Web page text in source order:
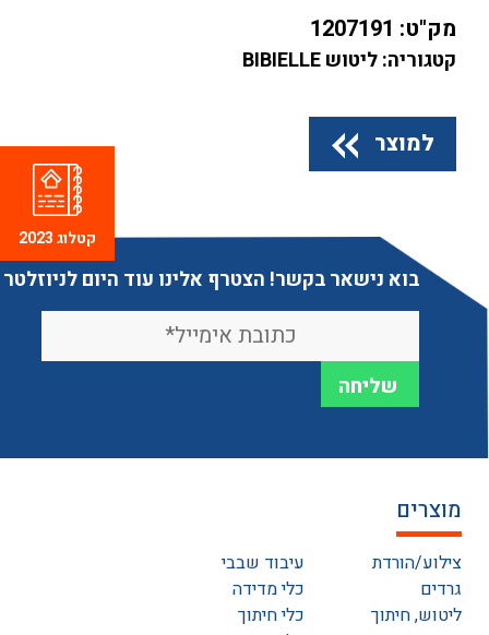
מק"ט: 1207191
קטגוריה: ליטוש BIBIELLE
למוצר
בוא נישאר בקשר! הצטרף אלינו עוד היום לניוזלטר
מוצרים
צילוע/הורדת
גרדים
ליטוש, חיתוך
עיבוד שבבי
כלי מדידה
כלי חיתוך
קטלוג 2023